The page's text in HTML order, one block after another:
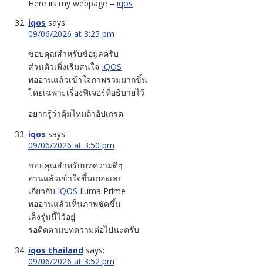
Here iis my webpage – iqos
iqos says:
09/06/2026 at 3:25 pm
ขอบคุณสำหรับข้อมูลครับ
ส่วนตัวเพิ่งเริ่มสนใจ IQOS
พออ่านแล้วเข้าใจภาพรวมมากขึ้น
โดยเฉพาะเรื่องฟีเจอร์ที่อธิบายไว้
อยากรู้ว่าคุ้มไหมถ้าอัปเกรด
iqos says:
09/06/2026 at 3:50 pm
ขอบคุณสำหรับบทความดีๆ
อ่านแล้วเข้าใจขึ้นเยอะเลย
เกี่ยวกับ IQOS Iluma Prime
พออ่านแล้วเห็นภาพชัดขึ้น
เล็งรุ่นนี้ไว้อยู่
รอติดตามบทความต่อไปนะครับ
iqos thailand says:
09/06/2026 at 3:52 pm